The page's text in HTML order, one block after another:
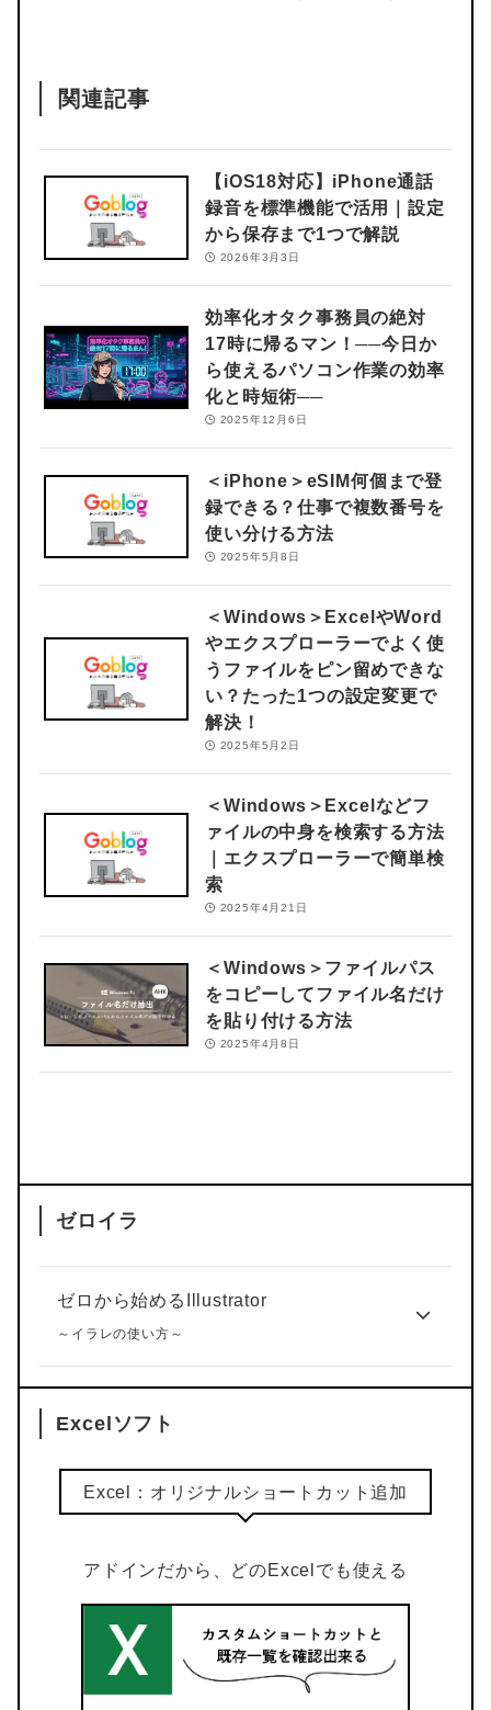
関連記事
【iOS18対応】iPhone通話
録音を標準機能で活用｜設定
から保存まで1つで解説
2026年3月3日
効率化オタク事務員の絶対
17時に帰るマン！──今日か
ら使えるパソコン作業の効率
化と時短術──
2025年12月6日
＜iPhone＞eSIM何個まで登
録できる？仕事で複数番号を
使い分ける方法
2025年5月8日
＜Windows＞ ExcelやWord
やエクスプローラーでよく使
うファイルをピン留めできな
い？たった1つの設定変更で
解決！
2025年5月2日
＜Windows＞ Excelなどフ
ァイルの中身を検索する方法
｜エクスプローラーで簡単検
索
2025年4月21日
＜Windows＞ ファイルパス
をコピーしてファイル名だけ
を貼り付ける方法
2025年4月8日
ゼロイラ
ゼロから始めるIllustrator
～イラレの使い方～
Excelソフト
Excel：オリジナルショートカット追加
アドインだから、どのExcelでも使える